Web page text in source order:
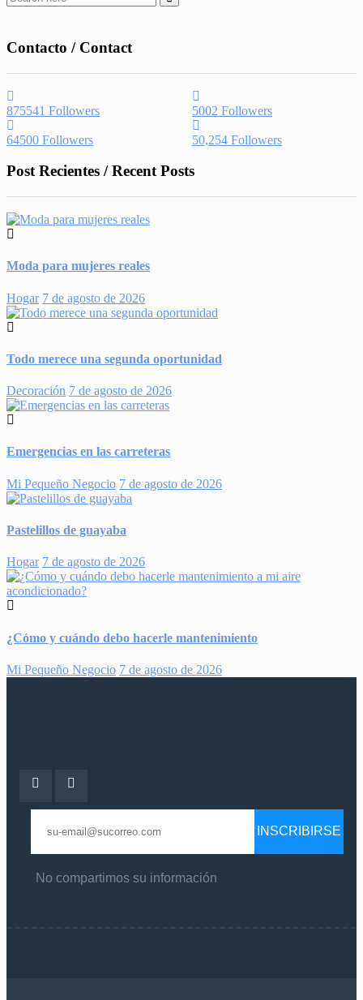
Contacto / Contact
875541 Followers 5002 Followers
64500 Followers 50,254 Followers
Post Recientes / Recent Posts
Moda para mujeres reales
Hogar 7 de agosto de 2026
Todo merece una segunda oportunidad
Decoración 7 de agosto de 2026
Emergencias en las carreteras
Mi Pequeño Negocio 7 de agosto de 2026
Pastelillos de guayaba
Hogar 7 de agosto de 2026
¿Cómo y cuándo debo hacerle mantenimiento
Mi Pequeño Negocio 7 de agosto de 2026
INSCRIBIRSE
No compartimos su información